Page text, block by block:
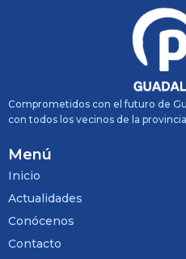
Comprometidos con el futuro de
con todos los vecinos de la
Menú
Inicio
Actualidades
Conócenos
Contacto